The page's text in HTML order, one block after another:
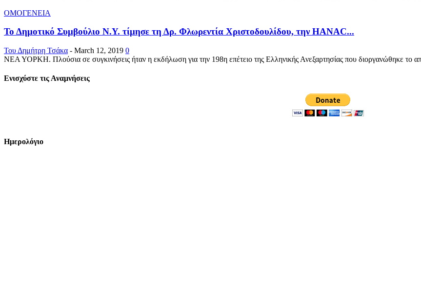
ΟΜΟΓΕΝΕΙΑ
Το Δημοτικό Συμβούλιο Ν.Υ. τίμησε τη Δρ. Φλωρεντία Χριστοδουλίδου, την HANAC...
Του Δημήτρη Τσάκα - March 12, 2019 0
ΝΕΑ ΥΟΡΚΗ. Πλούσια σε συγκινήσεις ήταν η εκδήλωση για την 198η επέτειο της Ελληνικής Ανεξαρτησίας που διοργανώθηκε το
Ενισχύστε τις Αναμνήσεις
Ημερολόγιο